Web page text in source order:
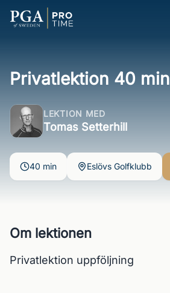
Privatlektion 40 min
LEKTION MED
Tomas Setterhill
40 min Eslövs Golfklubb
Om lektionen
Privatlektion uppföljning